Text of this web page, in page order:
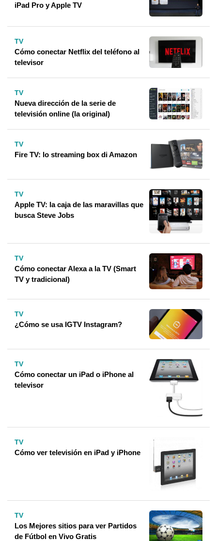
iPad Pro y Apple TV
TV
Cómo conectar Netflix del teléfono al
televisor
TV
Nueva dirección de la serie de
televisión online (la original)
TV
Fire TV: lo streaming box di Amazon
TV
Apple TV: la caja de las maravillas que
busca Steve Jobs
TV
Cómo conectar Alexa a la TV (Smart
TV y tradicional)
TV
¿Cómo se usa IGTV Instagram?
TV
Cómo conectar un iPad o iPhone al
televisor
TV
Cómo ver televisión en iPad y iPhone
TV
Los Mejores sitios para ver Partidos
de Fútbol en Vivo Gratis